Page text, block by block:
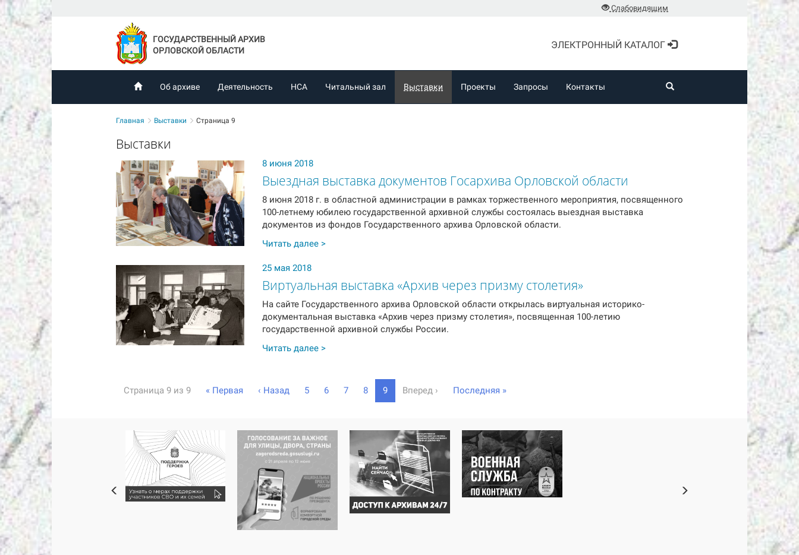
Слабовидящим
ГОСУДАРСТВЕННЫЙ АРХИВ
ОРЛОВСКОЙ ОБЛАСТИ
ЭЛЕКТРОННЫЙ КАТАЛОГ
Об архиве Деятельность НСА Читальный зал Выставки Проекты Запросы Контакты
Главная Выставки Страница 9
Выставки
8 июня 2018
Выездная выставка документов Госархива Орловской области
8 июня 2018 г. в областной администрации в рамках торжественного мероприятия, посвященного
100-летнему юбилею государственной архивной службы состоялась выездная выставка
документов из фондов Государственного архива Орловской области.
Читать далее >
25 мая 2018
Виртуальная выставка «Архив через призму столетия»
На сайте Государственного архива Орловской области открылась виртуальная историко-
документальная выставка «Архив через призму столетия», посвященная 100-летию
государственной архивной службы России.
Читать далее >
Страница 9 из 9 « Первая ‹ Назад 5 6 7 8 9(
c
r
e
n
t
)
Вперед › Последняя »